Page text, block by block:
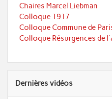
Chaires Marcel Liebman
Colloque 1917
Colloque Commune de
Colloque Résurgences de
Dernières vidéos